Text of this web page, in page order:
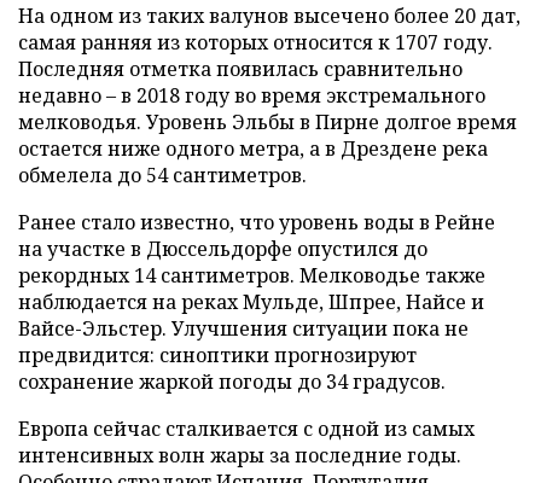
На одном из таких валунов высечено более 20 дат,
самая ранняя из которых относится к 1707 году.
Последняя отметка появилась сравнительно
недавно – в 2018 году во время экстремального
мелководья. Уровень Эльбы в Пирне долгое время
остается ниже одного метра, а в Дрездене река
обмелела до 54 сантиметров.
Ранее стало известно, что уровень воды в Рейне
на участке в Дюссельдорфе опустился до
рекордных 14 сантиметров. Мелководье также
наблюдается на реках Мульде, Шпрее, Найсе и
Вайсе-Эльстер. Улучшения ситуации пока не
предвидится: синоптики прогнозируют
сохранение жаркой погоды до 34 градусов.
Европа сейчас сталкивается с одной из самых
интенсивных волн жары за последние годы.